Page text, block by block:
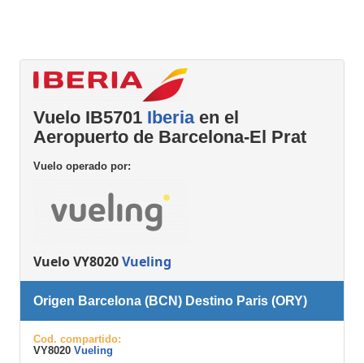
Vuelo IB5701 Iberiaen el
Aeropuerto de Barcelona-El Prat
Vuelo operado por:
Vuelo VY8020Vueling
Origen Barcelona (BCN) Destino Paris (ORY)
Cod. compartido:
VY8020 Vueling